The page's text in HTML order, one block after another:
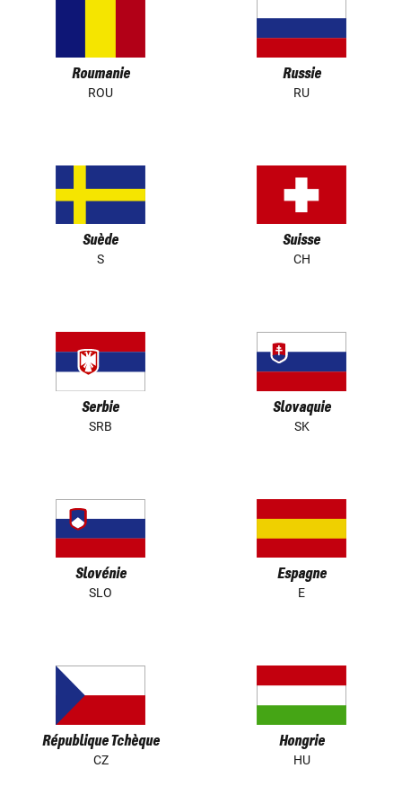
Roumanie
ROU
Russie
RU
Suède
S
Suisse
CH
Serbie
SRB
Slovaquie
SK
Slovénie
SLO
Espagne
E
République Tchèque
CZ
Hongrie
HU